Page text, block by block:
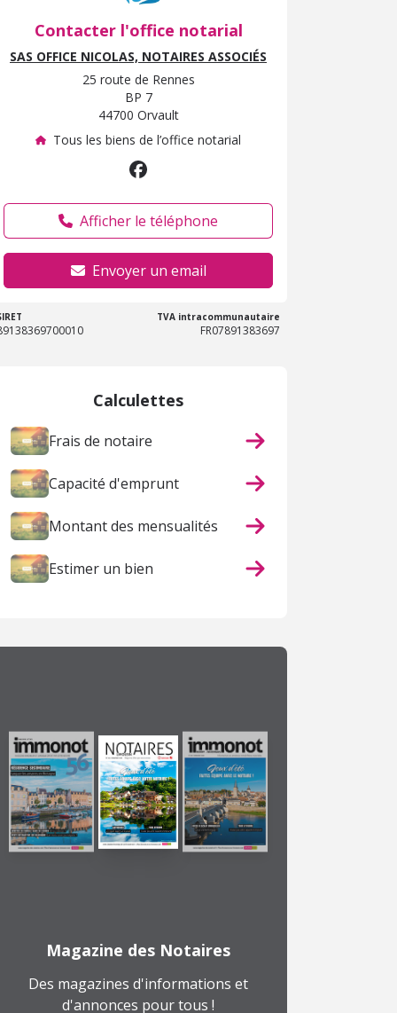
Contacter l'office notarial
SAS OFFICE NICOLAS, NOTAIRES ASSOCIÉS
25 route de Rennes
BP 7
44700 Orvault
Tous les biens de l’office notarial
Afficher le téléphone
Envoyer un email
TVA intracommunautaire
FR07891383697
Calculettes
Frais de notaire
Capacité d'emprunt
Montant des mensualités
Estimer un bien
Magazine des Notaires
Des magazines d'informations et
d'annonces pour tous !